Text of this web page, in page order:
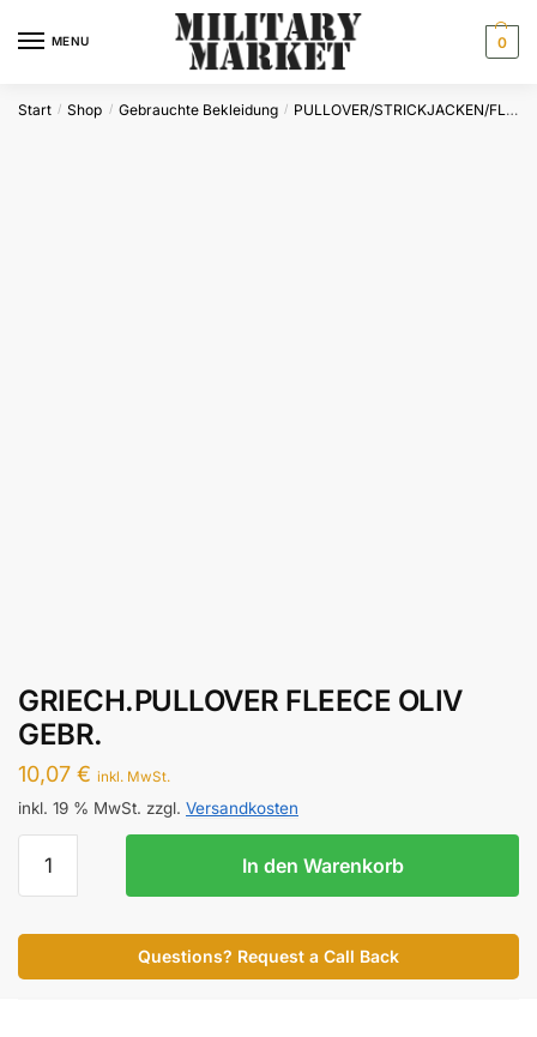
MENU 0
Start / Shop / Gebrauchte Bekleidung / PULLOVER/STRICKJACKEN/FLEECEJACKEN
GRIECH.PULLOVER FLEECE OLIV
GEBR.
10,07 € inkl. MwSt.
inkl. 19 % MwSt. zzgl. Versandkosten
FLEECE
GEBR.
In den Warenkorb
Questions? Request a Call Back